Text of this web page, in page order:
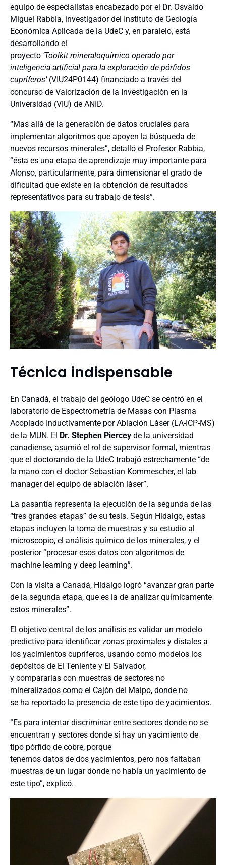
equipo de especialistas encabezado por el Dr. Osvaldo
Miguel Rabbia, investigador del Instituto de Geología
Económica Aplicada de la UdeC y, en paralelo, está
desarrollando el
proyecto ‘Toolkit mineraloquímico operado por
inteligencia artificial para la exploración de pórfidos
cupríferos’ (VIU24P0144) financiado a través del
concurso de Valorización de la Investigación en la
Universidad (VIU) de ANID.
“Mas allá de la generación de datos cruciales para
implementar algoritmos que apoyen la búsqueda de
nuevos recursos minerales”, detalló el Profesor Rabbia,
“ésta es una etapa de aprendizaje muy importante para
Alonso, particularmente, para dimensionar el grado de
dificultad que existe en la obtención de resultados
representativos para su trabajo de tesis”.
Técnica indispensable
En Canadá, el trabajo del geólogo UdeC se centró en el
laboratorio de Espectrometría de Masas con Plasma
Acoplado Inductivamente por Ablación Láser (LA-ICP-MS)
de la MUN. El Dr. Stephen Piercey de la universidad
canadiense, asumió el rol de supervisor formal, mientras
que el doctorando de la UdeC trabajó estrechamente “de
la mano con el doctor Sebastian Kommescher, el lab
manager del equipo de ablación láser”.
La pasantía representa la ejecución de la segunda de las
“tres grandes etapas” de su tesis. Según Hidalgo, estas
etapas incluyen la toma de muestras y su estudio al
microscopio, el análisis químico de los minerales, y el
posterior “procesar esos datos con algoritmos de
machine learning y deep learning”.
Con la visita a Canadá, Hidalgo logró “avanzar gran parte
de la segunda etapa, que es la de analizar químicamente
estos minerales”.
El objetivo central de los análisis es validar un modelo
predictivo para identificar zonas proximales y distales a
los yacimientos cupríferos, usando como modelos los
depósitos de El Teniente y El Salvador,
y compararlas con muestras de sectores no
mineralizados como el Cajón del Maipo, donde no
se ha reportado la presencia de este tipo de yacimientos.
“Es para intentar discriminar entre sectores donde no se
encuentran y sectores donde sí hay un yacimiento de
tipo pórfido de cobre, porque
tenemos datos de dos yacimientos, pero nos faltaban
muestras de un lugar donde no había un yacimiento de
este tipo”, explicó.